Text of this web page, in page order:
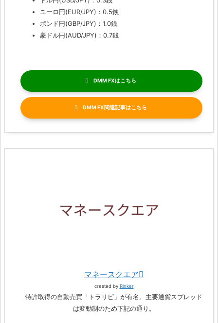
ユーロ円(EUR/JPY)：0.5銭
ポンド円(GBP/JPY)：1.0銭
豪ドル円(AUD/JPY)：0.7銭
DMM FX
DMM FX関連記事
マネースクエア
created by Rinker
特許取得の自動売買「トラリピ」が有名。主要通貨スプレッド
は変動制のため下記の通り。